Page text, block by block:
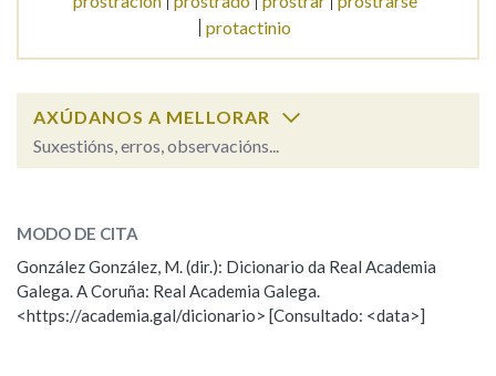
OUTRAS OPCIÓNS DE BUSCA
Pertence a
protactinio
AXÚDANOS A MELLORAR
Suxestións, erros, observacións...
ESCOLLE UNHA OPCIÓN:
Observación Hai un erro na palabra
Propoño mellorar a definición
MODO DE CITA
González González, M. (dir.): Dicionario da Real Academia
Galega. A Coruña: Real Academia Galega.
<https://academia.gal/dicionario> [Consultado: <data>]